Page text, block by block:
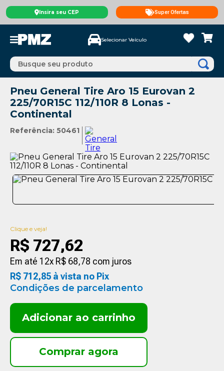
Insira seu CEP Super Ofertas
Selecionar Veículo
Busque seu produto
Pneu General Tire Aro 15 Eurovan 2
225/70R15C 112/110R 8 Lonas -
Continental
Referência: 50461
Clique e veja!
R$ 727,62
Em até 12x R$ 68,78 com juros
R$ 712,85 à vista no Pix
Condições de parcelamento
Adicionar ao carrinho